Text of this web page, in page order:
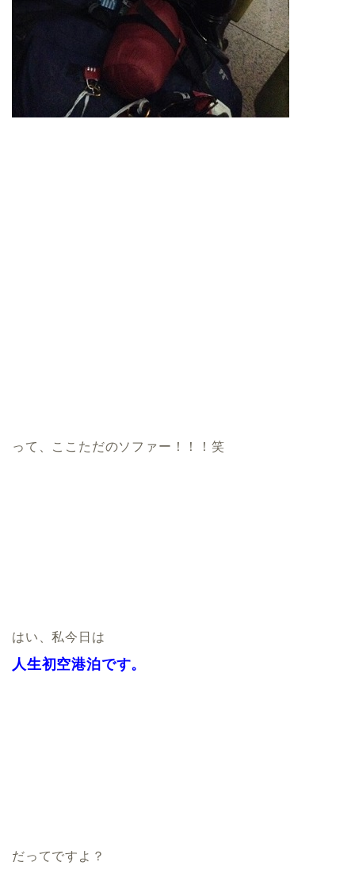
って、ここただのソファー！！！笑
はい、私今日は
人生初空港泊です。
だってですよ？